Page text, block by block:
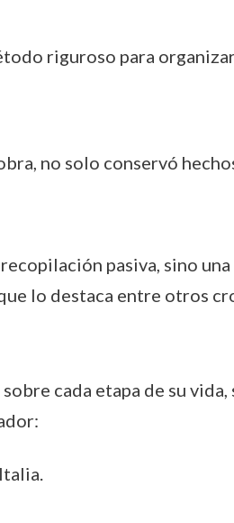
riguroso para
no solo conservó
pasiva, sino
lo destaca entre otros
cada etapa de su